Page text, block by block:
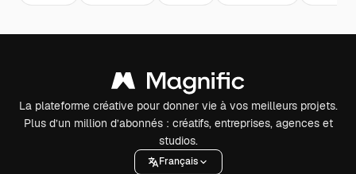
La plateforme créative pour donner vie à vos meilleurs projets.
Plus d’un million d’abonnés : créatifs, entreprises, agences et
studios.
Français